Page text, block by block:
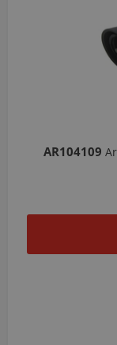
AR104109